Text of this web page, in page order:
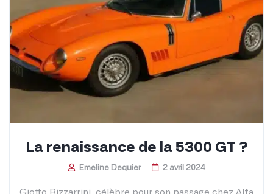
La renaissance de la 5300 GT ?
Emeline Dequier 2 avril 2024